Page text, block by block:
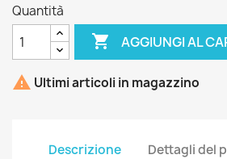
Quantità
 AGGIUNGI AL
 Ultimi articoli in magazzino
Descrizione Dettagli del